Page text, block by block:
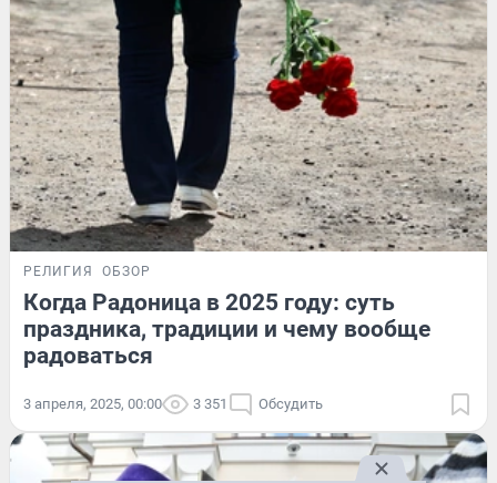
РЕЛИГИЯ ОБЗОР
Когда Радоница в 2025 году: суть
праздника, традиции и чему вообще
радоваться
3 апреля, 2025, 00:00 3 351 Обсудить